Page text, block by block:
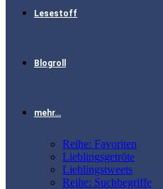
Lesestoff
Blogroll
mehr…
Reihe: Favoriten
Lieblingsgetröte
Lieblingstweets
Reihe: Suchbegriffe